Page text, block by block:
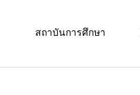
สถาบันการศึกษา